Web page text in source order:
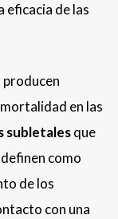
eficacia de las
producen
en las
subletalesque
como
de los
con una